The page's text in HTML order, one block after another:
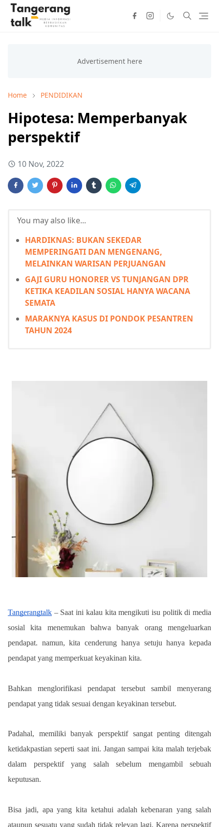
Home PENDIDIKAN
Hipotesa: Memperbanyak
perspektif
10 Nov, 2022
You may also like...
HARDIKNAS: BUKAN SEKEDAR
MEMPERINGATI DAN MENGENANG,
MELAINKAN WARISAN PERJUANGAN
GAJI GURU HONORER VS TUNJANGAN DPR
KETIKA KEADILAN SOSIAL HANYA WACANA
SEMATA
MARAKNYA KASUS DI PONDOK PESANTREN
TAHUN 2024
Tangerangtalk – Saat ini kalau kita mengikuti isu politik di media
sosial kita menemukan bahwa banyak orang mengeluarkan
pendapat. namun, kita cenderung hanya setuju hanya kepada
pendapat yang memperkuat keyakinan kita.
Bahkan menglorifikasi pendapat tersebut sambil menyerang
pendapat yang tidak sesuai dengan keyakinan tersebut.
Padahal, memiliki banyak perspektif sangat penting ditengah
ketidakpastian seperti saat ini. Jangan sampai kita malah terjebak
dalam perspektif yang salah sebelum mengambil sebuah
keputusan.
Bisa jadi, apa yang kita ketahui adalah kebenaran yang salah
ataupun sesuatu yang sudah tidak relevan lagi. Karena perspektif